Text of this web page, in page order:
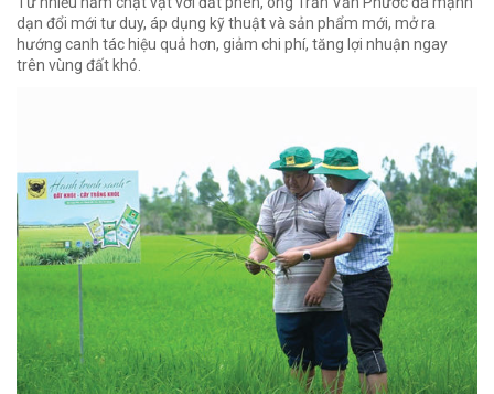
dạn đổi mới tư duy, áp dụng kỹ thuật và sản phẩm mới, mở ra
hướng canh tác hiệu quả hơn, giảm chi phí, tăng lợi nhuận ngay
trên vùng đất khó.